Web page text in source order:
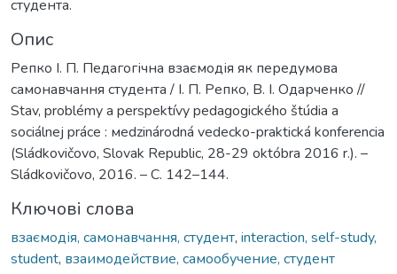
студента.
Опис
Репко І. П. Педагогічна взаємодія як передумова
самонавчання студента / І. П. Репко, В. І. Одарченко //
Stav, problémy a perspektívy pedagogického štúdia a
sociálnej práce : мedzinárodná vedecko-praktická konferencia
(Sládkovičovo, Slovak Republic, 28-29 októbra 2016 r.). –
Sládkovičovo, 2016. – С. 142–144.
Ключові слова
взаємодія, самонавчання, студент, interaction, self-study,
student, взаимодействие, самообучение, студент